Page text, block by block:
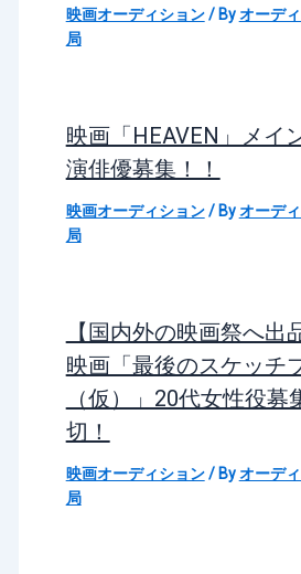
映画オーディション/ Byオーデ
局
映画「HEAVEN」メイ
演俳優募集！！
映画オーディション/ Byオーデ
局
【国内外の映画祭へ出
映画「最後のスケッチ
（仮）」20代女性役募
切！
映画オーディション/ Byオーデ
局